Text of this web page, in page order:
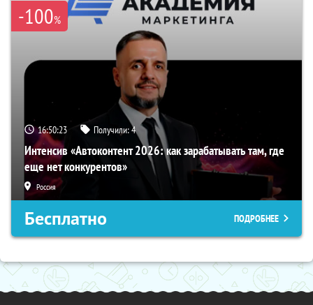
-100%
16:50:22 Получили:4
Интенсив «Автоконтент 2026: как зарабатывать там, где
еще нет конкурентов»
Россия
Бесплатно ПОДРОБНЕЕ